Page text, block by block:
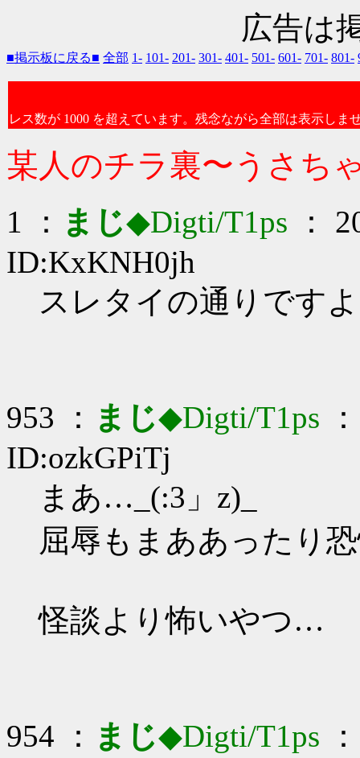
広告は
■掲示板に戻る■ 全部 1- 101- 201- 301- 401- 501- 601- 701- 801-
レス数が 1000 を超えています。残念ながら全部は表示しま
某人のチラ裏〜うさち
1 ： まじ◆Digti/T1ps ：
ID:KxKNH0jh
スレタイの通りです
953 ： まじ◆Digti/T1ps
ID:ozkGPiTj
まあ…_(:3」z)_
屈辱もまああったり
怪談より怖いやつ…
954 ： まじ◆Digti/T1ps